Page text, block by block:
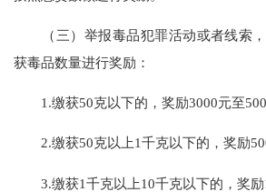
（三）举报毒品犯罪活动或者线索，
获毒品数量进行奖励：
1.缴获50克以下的，奖励3000元至
2.缴获50克以上1千克以下的，奖励
3.缴获1千克以上10千克以下的，奖励